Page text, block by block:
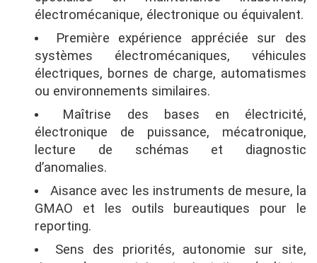
électromécanique, électronique ou équivalent.
Première expérience appréciée sur des
systèmes électromécaniques, véhicules
électriques, bornes de charge, automatismes
ou environnements similaires.
Maîtrise des bases en électricité,
électronique de puissance, mécatronique,
lecture de schémas et diagnostic
d’anomalies.
Aisance avec les instruments de mesure, la
GMAO et les outils bureautiques pour le
reporting.
Sens des priorités, autonomie sur site,